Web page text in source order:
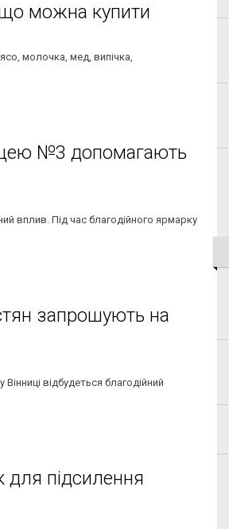
можна купити
молочка, мед, випічка,
№3 допомагають
вплив. Під час благодійного ярмарку
запрошують на
відбудеться благодійний
для підсилення